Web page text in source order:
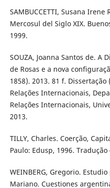
SAMBUCCETTI, Susana
Mercosul del Siglo XIX.
1999.
SOUZA, Joanna Santos de. A
de Rosas e a nova
1858). 2013. 81 f.
Relações Internacionais,
Relações Internacionais,
2013.
TILLY, Charles. Coerção,
Paulo: Edusp, 1996.
WEINBERG, Gregorio.
Mariano. Cuestiones